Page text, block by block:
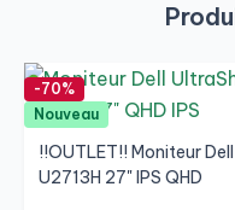
-70%
Nouveau
!!OUTLET!! Moniteur
U2713H 27" IPS QHD